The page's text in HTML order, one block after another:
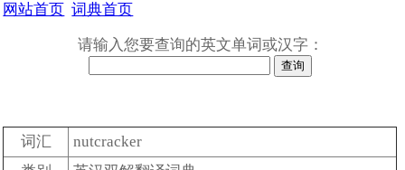
网站首页 词典首页
请输入您要查询的英文单词或汉字：
词汇
nutcracker